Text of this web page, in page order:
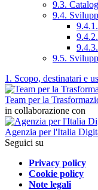
9.3.
9.4.
9.5.
1. Scopo, destinatari e
Team per la
in collaborazione con
Agenzia per l'Italia
Seguici su
Privacy policy
Cookie policy
Note legali